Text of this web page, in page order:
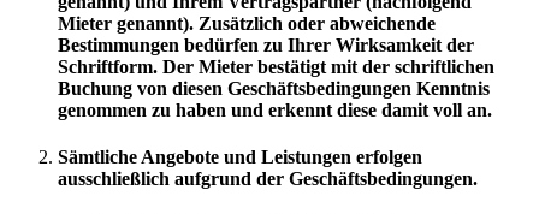
Mieter genannt). Zusätzlich oder abweichende
Bestimmungen bedürfen zu Ihrer Wirksamkeit der
Schriftform. Der Mieter bestätigt mit der schriftlichen
Buchung von diesen Geschäftsbedingungen Kenntnis
genommen zu haben und erkennt diese damit voll an.
Sämtliche Angebote und Leistungen erfolgen
ausschließlich aufgrund der Geschäftsbedingungen.